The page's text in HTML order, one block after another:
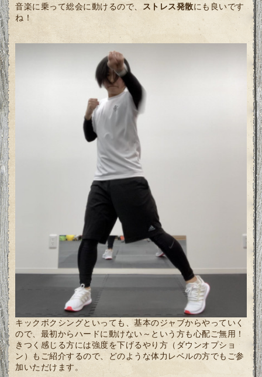
音楽に乗って総会に動けるので、 ストレス発散にも良いです
ね！
キックボクシングといっても、基本のジャブからやっていく
ので、最初からハードに動けない～という方も心配ご無用！
きつく感じる方には強度を下げるやり方（ダウンオプショ
ン）もご紹介するので、どのような体力レベルの方でもご参
加いただけます。